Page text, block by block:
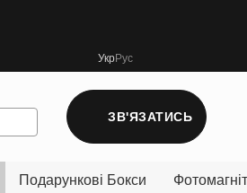
УкрРус
ЗВ'ЯЗАТИСЬ
Подарункові Бокси